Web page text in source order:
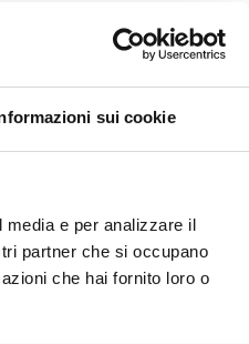
sui cookie
e per analizzare il
partner che si occupano
che hai fornito loro o
e il